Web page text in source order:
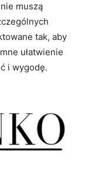
muszą
tak, aby
ułatwienie
i wygodę.